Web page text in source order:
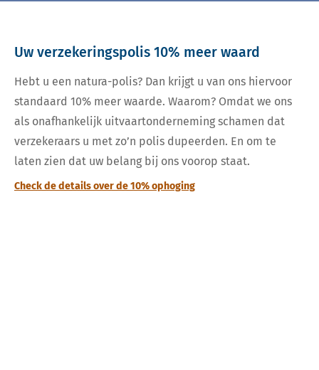
Uw verzekeringspolis 10% meer waard
Hebt u een natura-polis? Dan krijgt u van ons hiervoor
standaard 10% meer waarde. Waarom? Omdat we ons
als onafhankelijk uitvaartonderneming schamen dat
verzekeraars u met zo’n polis dupeerden. En om te
laten zien dat uw belang bij ons voorop staat.
Check de details over de 10% ophoging